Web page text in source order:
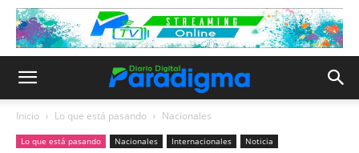
Inicio Lo que está pasando Nacionales
Lo que está pasando Nacionales Internacionales Noticia